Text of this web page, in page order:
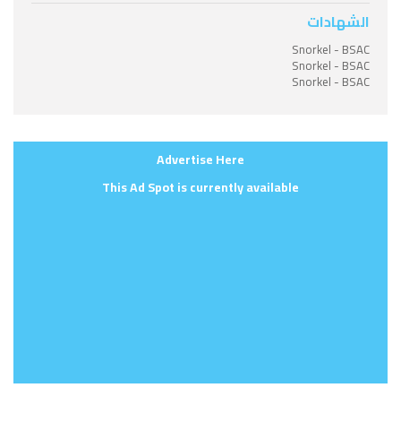
الشهادات
Snorkel - BSAC
Snorkel - BSAC
Snorkel - BSAC
Advertise Here
This Ad Spot is currently available